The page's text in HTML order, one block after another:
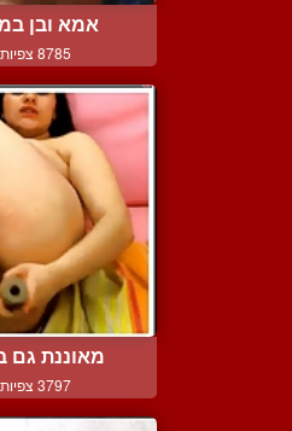
אמא ובן
8785 צפיות
מאוננת גם
3797 צפיות